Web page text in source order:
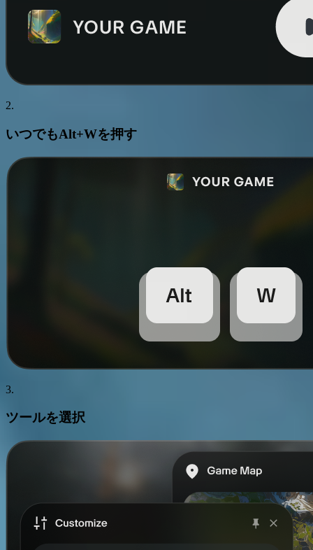
2.
いつでもAlt+Wを押す
3.
ツールを選択